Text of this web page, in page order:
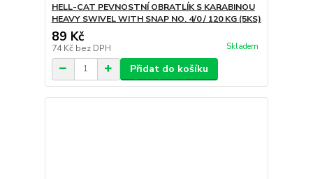
HELL-CAT PEVNOSTNÍ OBRATLÍK S KARABINOU
HEAVY SWIVEL WITH SNAP NO. 4/0 / 120 KG (5KS)
89 Kč
74 Kč bez DPH Skladem
Přidat do košíku